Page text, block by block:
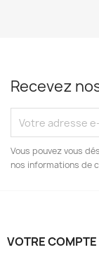
Recevez
Vous pouvez vous
nos informations de
VOTRE COMPTE